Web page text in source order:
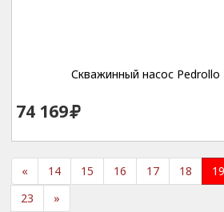
Скважинный насос Pedrollo
74 169
« 14 15 16 17 18 19
23
»